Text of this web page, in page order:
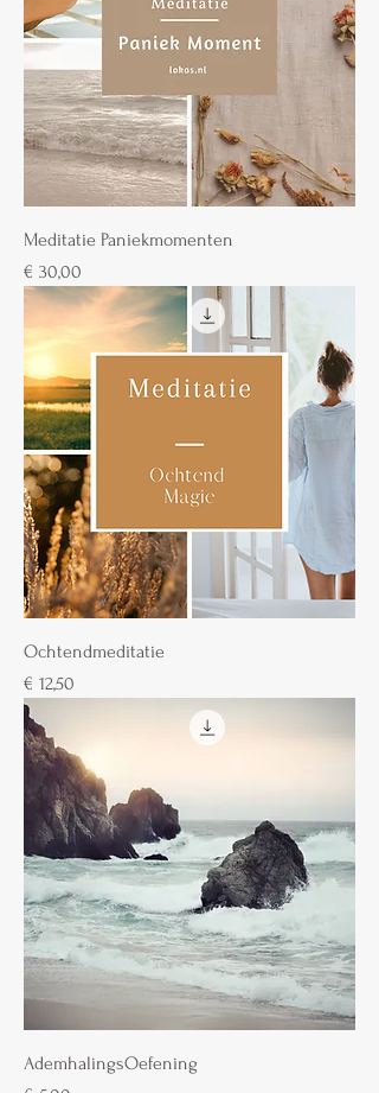
Meditatie Paniekmomenten
Prijs
€ 30,00
Ochtendmeditatie
Prijs
€ 12,50
AdemhalingsOefening